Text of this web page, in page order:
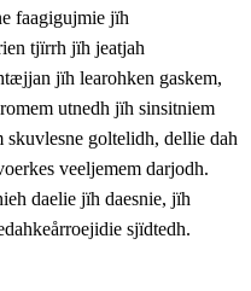
faagigujmie jïh
tjïrrh jïh jeatjah
jïh learohken gaskem,
utnedh jïh sinsitniem
skuvlesne goltelidh, dellie dah
veeljemem darjodh.
daelie jïh daesnie, jïh
sjïdtedh.